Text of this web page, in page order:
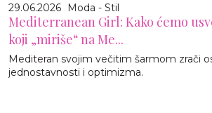
29.06.2026 Moda - Stil
Mediterranean Girl: Kako ćemo
koji „miriše“ na Me...
Mediteran svojim večitim šarmom zrači
jednostavnosti i optimizma.